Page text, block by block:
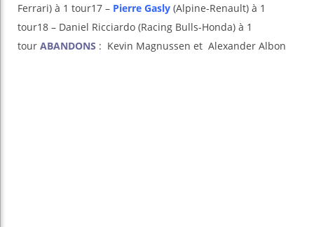
Ferrari) à 1 tour17 – Pierre Gasly (Alpine-Renault) à 1
tour18 – Daniel Ricciardo (Racing Bulls-Honda) à 1
tour ABANDONS : Kevin Magnussen et Alexander Albon